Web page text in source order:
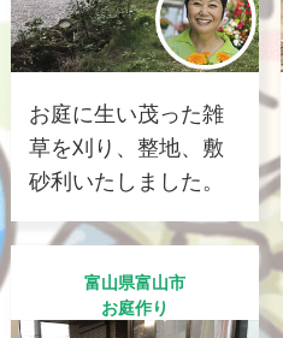
お庭に生い茂った雑
草を刈り、整地、敷
砂利いたしました。
富山県富山市
お庭作り